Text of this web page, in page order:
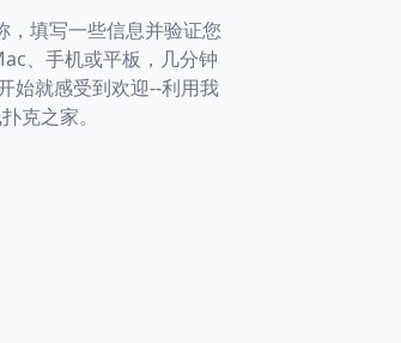
，填写一些信息并验证您
、手机或平板，几分钟
始就感受到欢迎--利用我
克之家。